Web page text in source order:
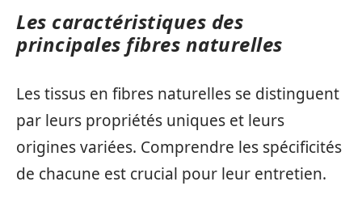
Les caractéristiques des
principales fibres naturelles
Les tissus en fibres naturelles se distinguent
par leurs propriétés uniques et leurs
origines variées. Comprendre les spécificités
de chacune est crucial pour leur entretien.